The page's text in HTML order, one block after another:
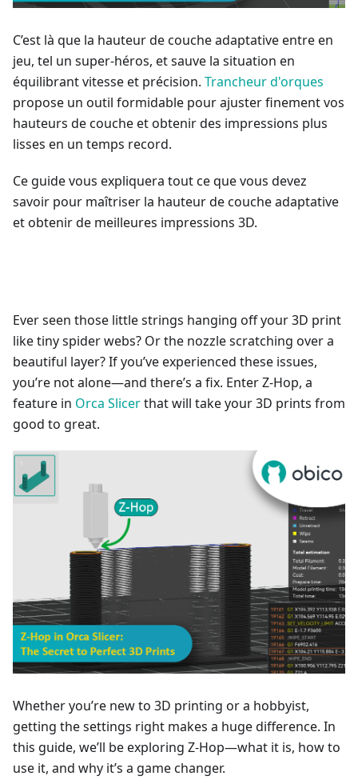
C’est là que la hauteur de couche adaptative entre en
jeu, tel un super-héros, et sauve la situation en
équilibrant vitesse et précision. Trancheur d'orques
propose un outil formidable pour ajuster finement vos
hauteurs de couche et obtenir des impressions plus
lisses en un temps record.
Ce guide vous expliquera tout ce que vous devez
savoir pour maîtriser la hauteur de couche adaptative
et obtenir de meilleures impressions 3D.
Ever seen those little strings hanging off your 3D print
like tiny spider webs? Or the nozzle scratching over a
beautiful layer? If you’ve experienced these issues,
you’re not alone—and there’s a fix. Enter Z-Hop, a
feature in Orca Slicerthat will take your 3D prints from
good to great.
Whether you’re new to 3D printing or a hobbyist,
getting the settings right makes a huge difference. In
this guide, we’ll be exploring Z-Hop—what it is, how to
use it, and why it’s a game changer.